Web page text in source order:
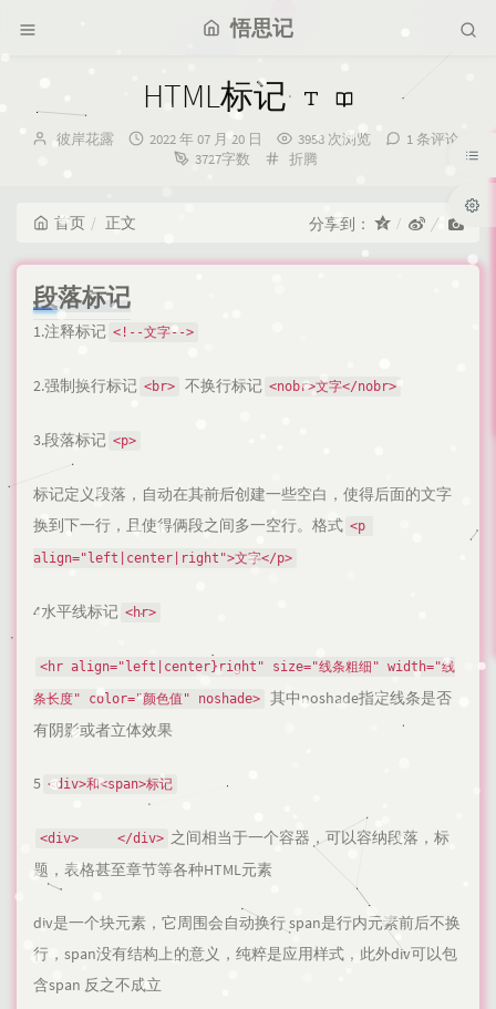
悟思记
HTML标记
博
彼岸花露
发
2022 年 07 月 20 日 3958 次浏览
1 条评论
3727字数
分
折腾
首页 正文 分享到：
段落标记
1.注释标记 <!--文字-->
2.强制换行标记 <br> 不换行标记 <nobr>文字</nobr>
3.段落标记 <p>
标记定义段落，自动在其前后创建一些空白，使得后面的文字
换到下一行，且使得俩段之间多一空行。格式 <p
align="left|center|right">文字</p>
4水平线标记 <hr>
<hr align="left|center}right" size="线条粗细" width="线
条长度" color="颜色值" noshade>
其中noshade指定线条是否
有阴影或者立体效果
5 <div>和<span>标记
<div>     </div> 之间相当于一个容器，可以容纳段落，标
题，表格甚至章节等各种HTML元素
div是一个块元素，它周围会自动换行 span是行内元素前后不换
行，span没有结构上的意义，纯粹是应用样式，此外div可以包
含span 反之不成立